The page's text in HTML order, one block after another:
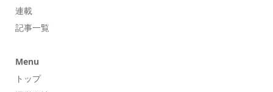
連載
記事一覧
Menu
トップ